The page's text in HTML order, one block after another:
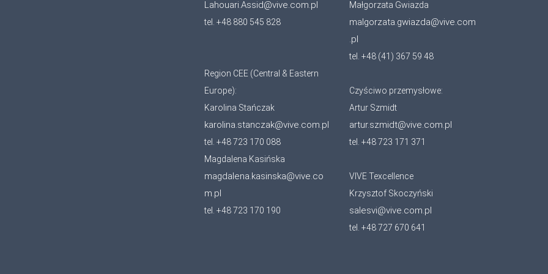
Lahouari.Assid@vive.com.pl
tel. +48 880 545 828
Region CEE (Central & Eastern
Europe):
Karolina Stańczak
karolina.stanczak@vive.com.pl
tel. +48 723 170 088
Magdalena Kasińska
magdalena.kasinska@vive.co
m.pl
tel. +48 723 170 190
Małgorzata Gwiazda
malgorzata.gwiazda@vive.com
.pl
tel. +48 (41) 367 59 48
Czyściwo przemysłowe:
Artur Szmidt
artur.szmidt@vive.com.pl
tel. +48 723 171 371
VIVE Texcellence
Krzysztof Skoczyński
salesvi@vive.com.pl
tel. +48 727 670 641